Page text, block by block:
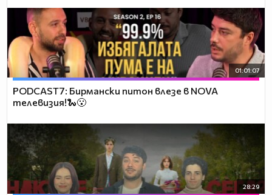
01:01:07
PODCAST7: Бирмански питон влезе в NOVA
телевизия!🐍😮
28:29